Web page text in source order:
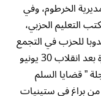
الخرطوم، وفي
التعليم الحزبي،
للحزب في التجمع
الوطني الديمقراطي في القاهرة بعد انقلاب 30 يونيو
” قضايا السلم
من براغ في ستينيات